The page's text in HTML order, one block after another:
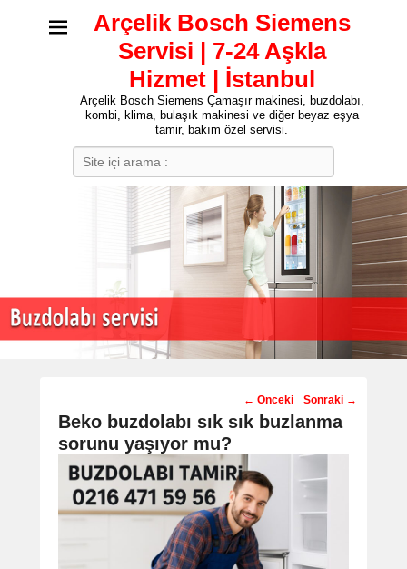
Arçelik Bosch Siemens
Servisi | 7-24 Aşkla
Hizmet | İstanbul
Arçelik Bosch Siemens Çamaşır makinesi, buzdolabı,
kombi, klima, bulaşık makinesi ve diğer beyaz eşya
tamir, bakım özel servisi.
Post
navigation
← Önceki Sonraki →
Beko buzdolabı sık sık buzlanma
sorunu yaşıyor mu?